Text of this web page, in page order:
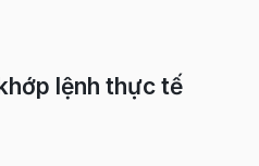
lệnh thực tế